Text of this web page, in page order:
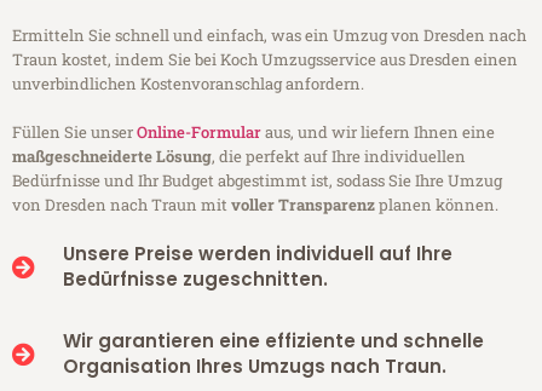
Ermitteln Sie schnell und einfach, was ein Umzug von Dresden nach
Traun kostet, indem Sie bei Koch Umzugsservice aus Dresden einen
unverbindlichen Kostenvoranschlag anfordern.
Füllen Sie unserOnline-Formularaus, und wir liefern Ihnen eine
maßgeschneiderte Lösung, die perfekt auf Ihre individuellen
Bedürfnisse und Ihr Budget abgestimmt ist, sodass Sie Ihre Umzug
von Dresden nach Traun mitvoller Transparenzplanen können.
Unsere Preise werden individuell auf Ihre
Bedürfnisse zugeschnitten.
Wir garantieren eine effiziente und schnelle
Organisation Ihres Umzugs nach Traun.